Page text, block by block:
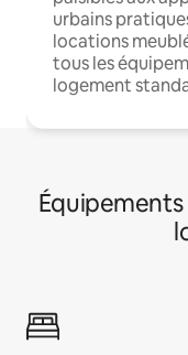
urbains
locations
tous les
logement